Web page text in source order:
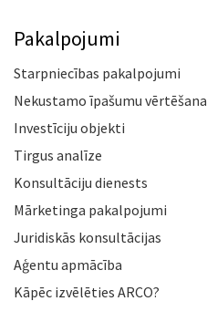
Pakalpojumi
Starpniecības pakalpojumi
Nekustamo īpašumu vērtēšana
Investīciju objekti
Tirgus analīze
Konsultāciju dienests
Mārketinga pakalpojumi
Juridiskās konsultācijas
Aģentu apmācība
Kāpēc izvēlēties ARCO?